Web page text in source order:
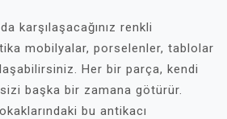
karşılaşacağınız renkli
mobilyalar, porselenler, tablolar
Her bir parça, kendi
başka bir zamana götürür.
bu antikacı